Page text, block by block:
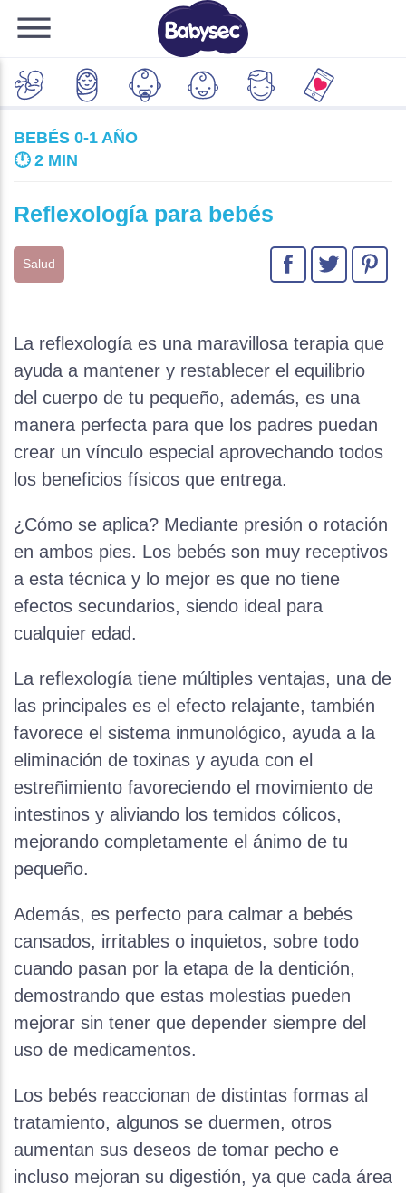
BEBÉS 0-1 AÑO
🕛 2 MIN
Reflexología para bebés
Salud
La reflexología es una maravillosa terapia que
ayuda a mantener y restablecer el equilibrio
del cuerpo de tu pequeño, además, es una
manera perfecta para que los padres puedan
crear un vínculo especial aprovechando todos
los beneficios físicos que entrega.
¿Cómo se aplica? Mediante presión o rotación
en ambos pies. Los bebés son muy receptivos
a esta técnica y lo mejor es que no tiene
efectos secundarios, siendo ideal para
cualquier edad.
La reflexología tiene múltiples ventajas, una de
las principales es el efecto relajante, también
favorece el sistema inmunológico, ayuda a la
eliminación de toxinas y ayuda con el
estreñimiento favoreciendo el movimiento de
intestinos y aliviando los temidos cólicos,
mejorando completamente el ánimo de tu
pequeño.
Además, es perfecto para calmar a bebés
cansados, irritables o inquietos, sobre todo
cuando pasan por la etapa de la dentición,
demostrando que estas molestias pueden
mejorar sin tener que depender siempre del
uso de medicamentos.
Los bebés reaccionan de distintas formas al
tratamiento, algunos se duermen, otros
aumentan sus deseos de tomar pecho e
incluso mejoran su digestión, ya que cada área